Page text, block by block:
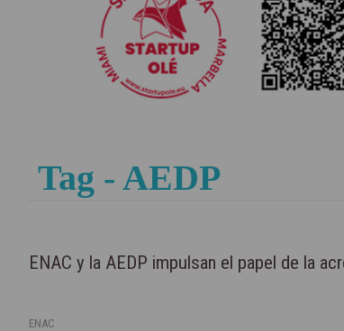
Tag - AEDP
ENAC y la AEDP impulsan el papel de la
ENAC